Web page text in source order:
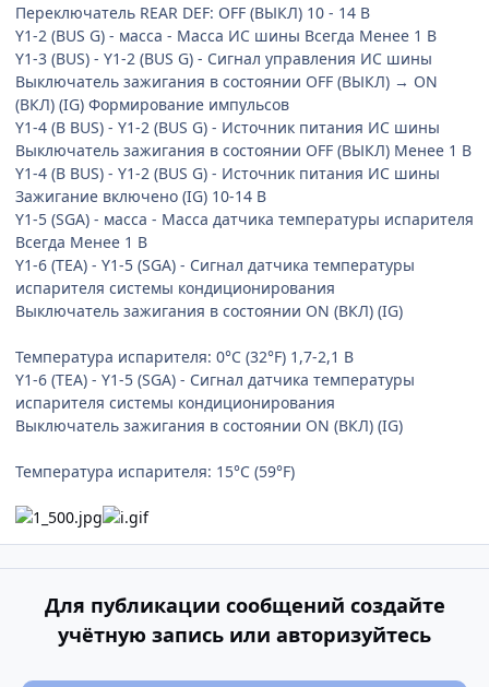
Переключатель REAR DEF: OFF (ВЫКЛ) 10 - 14 В
Y1-2 (BUS G) - масса - Масса ИС шины Всегда Менее 1 В
Y1-3 (BUS) - Y1-2 (BUS G) - Сигнал управления ИС шины
Выключатель зажигания в состоянии OFF (ВЫКЛ) → ON
(ВКЛ) (IG) Формирование импульсов
Y1-4 (B BUS) - Y1-2 (BUS G) - Источник питания ИС шины
Выключатель зажигания в состоянии OFF (ВЫКЛ) Менее 1 В
Y1-4 (B BUS) - Y1-2 (BUS G) - Источник питания ИС шины
Зажигание включено (IG) 10-14 В
Y1-5 (SGA) - масса - Масса датчика температуры испарителя
Всегда Менее 1 В
Y1-6 (TEA) - Y1-5 (SGA) - Сигнал датчика температуры
испарителя системы кондиционирования
Выключатель зажигания в состоянии ON (ВКЛ) (IG)
Температура испарителя: 0°C (32°F) 1,7-2,1 В
Y1-6 (TEA) - Y1-5 (SGA) - Сигнал датчика температуры
испарителя системы кондиционирования
Выключатель зажигания в состоянии ON (ВКЛ) (IG)
Температура испарителя: 15°C (59°F)
Для публикации сообщений создайте
учётную запись или авторизуйтесь